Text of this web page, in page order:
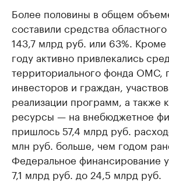
Более половины в общем
составили средства
143,7 млрд руб. или 63%.
году активно привлекались
территориального фонда ОМС,
инвесторов и граждан,
реализации программ, а также
ресурсы — на внебюджетное
пришлось 57,4 млрд руб.
млн руб. больше, чем годом
Федеральное финансирование
7,1 млрд руб. до 24,5 млрд руб.